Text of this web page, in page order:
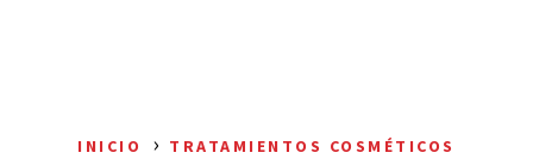
INICIO › TRATAMIENTOS COSMÉTICOS